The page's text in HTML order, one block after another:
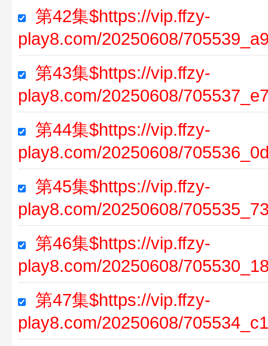
第42集$https://vip.ffzy-
play8.com/20250608/
第43集$https://vip.ffzy-
play8.com/20250608/
第44集$https://vip.ffzy-
play8.com/20250608/
第45集$https://vip.ffzy-
play8.com/20250608/
第46集$https://vip.ffzy-
play8.com/20250608/
第47集$https://vip.ffzy-
play8.com/20250608/